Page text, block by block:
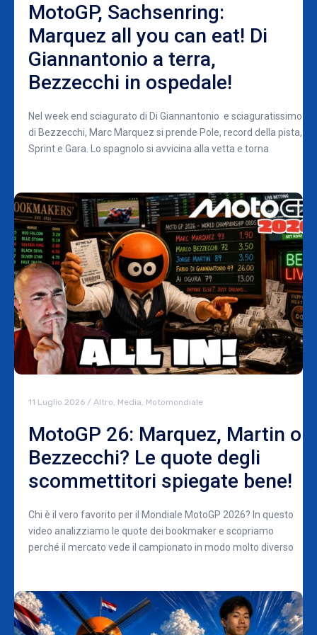
MotoGP, Sachsenring:
Marquez all you can eat! Di
Giannantonio a terra,
Bezzecchi in ospedale!
Nel week end sciagurato di Di Giannantonio e sciaguratissimo
di Bezzecchi, Marc Marquez si prende Pole, record della pista,
Sprint e Gara. Lo spagnolo si avvicina alla vetta e torna
11 Luglio 2026 / Altro, Media, Motomondiale
MotoGP 26: Marquez, Martin o
Bezzecchi? Le quote degli
scommettitori spiegate bene!
Chi è il vero favorito per il Mondiale MotoGP 2026? In questo
video analizziamo le quote dei bookmaker e scopriamo
perché il mercato vede il campionato in modo molto diverso